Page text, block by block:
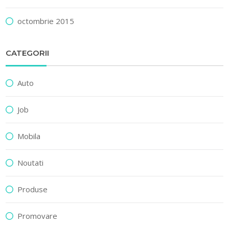
octombrie 2015
CATEGORII
Auto
Job
Mobila
Noutati
Produse
Promovare